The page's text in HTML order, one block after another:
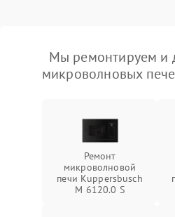
Мы ремонтируем и
микроволновых
Ремонт
микроволновой
печи Kuppersbusch
M 6120.0 S